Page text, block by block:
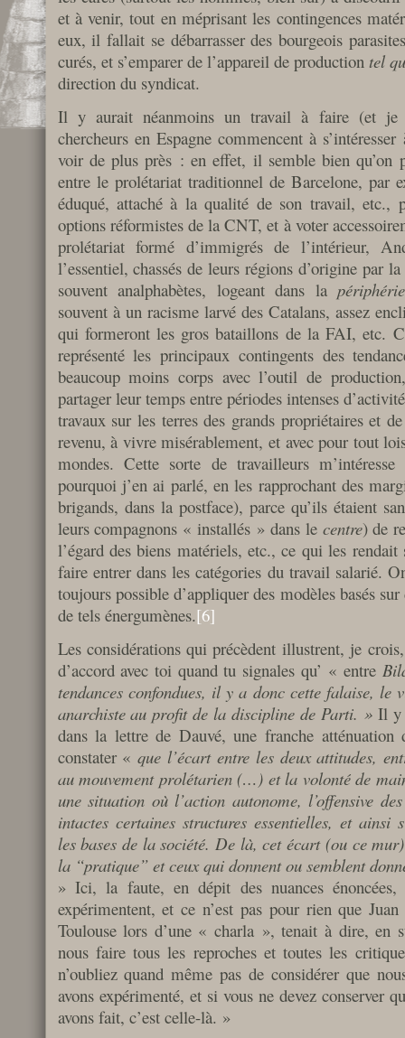
et à venir, tout en méprisant les contingences
eux, il fallait se débarrasser des bourgeois
curés, et s’emparer de l’appareil de production tel
direction du syndicat.
Il y aurait néanmoins un travail à faire (et je
chercheurs en Espagne commencent à
voir de plus près : en effet, il semble bien qu’on
entre le prolétariat traditionnel de Barcelone, par
éduqué, attaché à la qualité de son travail, etc.,
options réformistes de la CNT, et à voter
prolétariat formé d’immigrés de l’intérieur,
l’essentiel, chassés de leurs régions d’origine par
souvent analphabètes, logeant dans lapériphérie
souvent à un racisme larvé des Catalans, assez
qui formeront les gros bataillons de la FAI, etc.
représenté les principaux contingents des
beaucoup moins corps avec l’outil de
partager leur temps entre périodes intenses
travaux sur les terres des grands propriétaires et
revenu, à vivre misérablement, et avec pour tout
mondes. Cette sorte de travailleurs
pourquoi j’en ai parlé, en les rapprochant des
brigands, dans la postface), parce qu’ils étaient
leurs compagnons « installés » dans le centre) de
l’égard des biens matériels, etc., ce qui les
faire entrer dans les catégories du travail salarié.
toujours possible d’appliquer des modèles basés
de tels énergumènes.[6]
Les considérations qui précèdent illustrent, je
d’accord avec toi quand tu signales qu’ « entre
tendances confondues, il y a donc cette falaise, le
anarchiste au profit de la discipline de Parti. » Il y
dans la lettre de Dauvé, une franche
constater «que l’écart entre les deux attitudes,
au mouvement prolétarien (…) et la volonté de
une situation où l’action autonome, l’offensive
intactes certaines structures essentielles, et ainsi
les bases de la société. De là, cet écart (ou ce
la “pratique” et ceux qui donnent ou semblent
» Ici, la faute, en dépit des nuances
expérimentent, et ce n’est pas pour rien que
Toulouse lors d’une « charla », tenait à dire, en
nous faire tous les reproches et toutes les
n’oubliez quand même pas de considérer que
avons expérimenté, et si vous ne devez conserver
avons fait, c’est celle-là. »